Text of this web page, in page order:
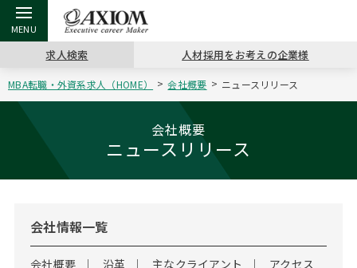
戻る
アクシアムの特長
サービス案内
“展”職
戻る
キャリア支援 TOP
キャリアデザイン講座
（最新求人市場動向）
MBAキ
ステージ別アドバイス
MBAの転職事例
戻る
転職ツール TOP
英文レジュメの書き方
英文レ
日本語履歴書テンプレート
戻る
転職コラム TOP
“展”職相談室
コンサルティングの現場から
戻る
イベント・セミナー TOP
キャリアデザインセミナー
ジョブフェア
戻る
会社概要 TOP
アクセス
求人検索 人材採用をお考えの企業様
MBA転職・外資系求人（HOME） 会社概要 ニュースリリース
会社概要
ニュースリリース
会社情報一覧
会社概要 沿革 主なクライアント
アクセス